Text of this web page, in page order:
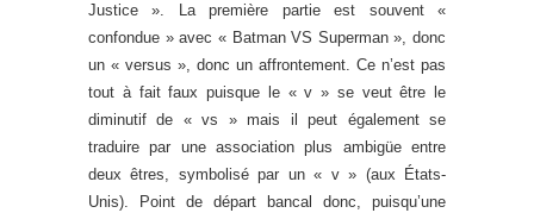
Justice ». La première partie est souvent «
confondue » avec « Batman VS Superman », donc
un « versus », donc un affrontement. Ce n’est pas
tout à fait faux puisque le « v » se veut être le
diminutif de « vs » mais il peut également se
traduire par une association plus ambigüe entre
deux êtres, symbolisé par un « v » (aux États-
Unis). Point de départ bancal donc, puisqu’une